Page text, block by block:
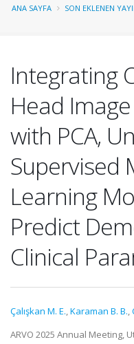
ANA SAYFA SON EKLENEN
Integrating
Head
with PCA,
Supervised
Learning
Predict
Clinical
Çalışkan M. E.,Karaman B. B.,
ARVO 2025 Annual Meeting,